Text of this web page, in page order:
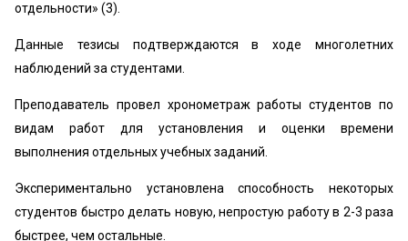
отдельности» (3).
Данные тезисы подтверждаются в ходе многолетних
наблюдений за студентами.
Преподаватель провел хронометраж работы студентов по
видам работ для установления и оценки времени
выполнения отдельных учебных заданий.
Экспериментально установлена способность некоторых
студентов быстро делать новую, непростую работу в 2-3 раза
быстрее, чем остальные.